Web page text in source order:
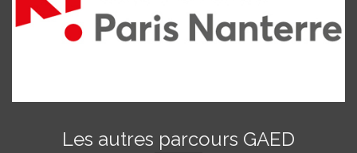
Les autres parcours GAED